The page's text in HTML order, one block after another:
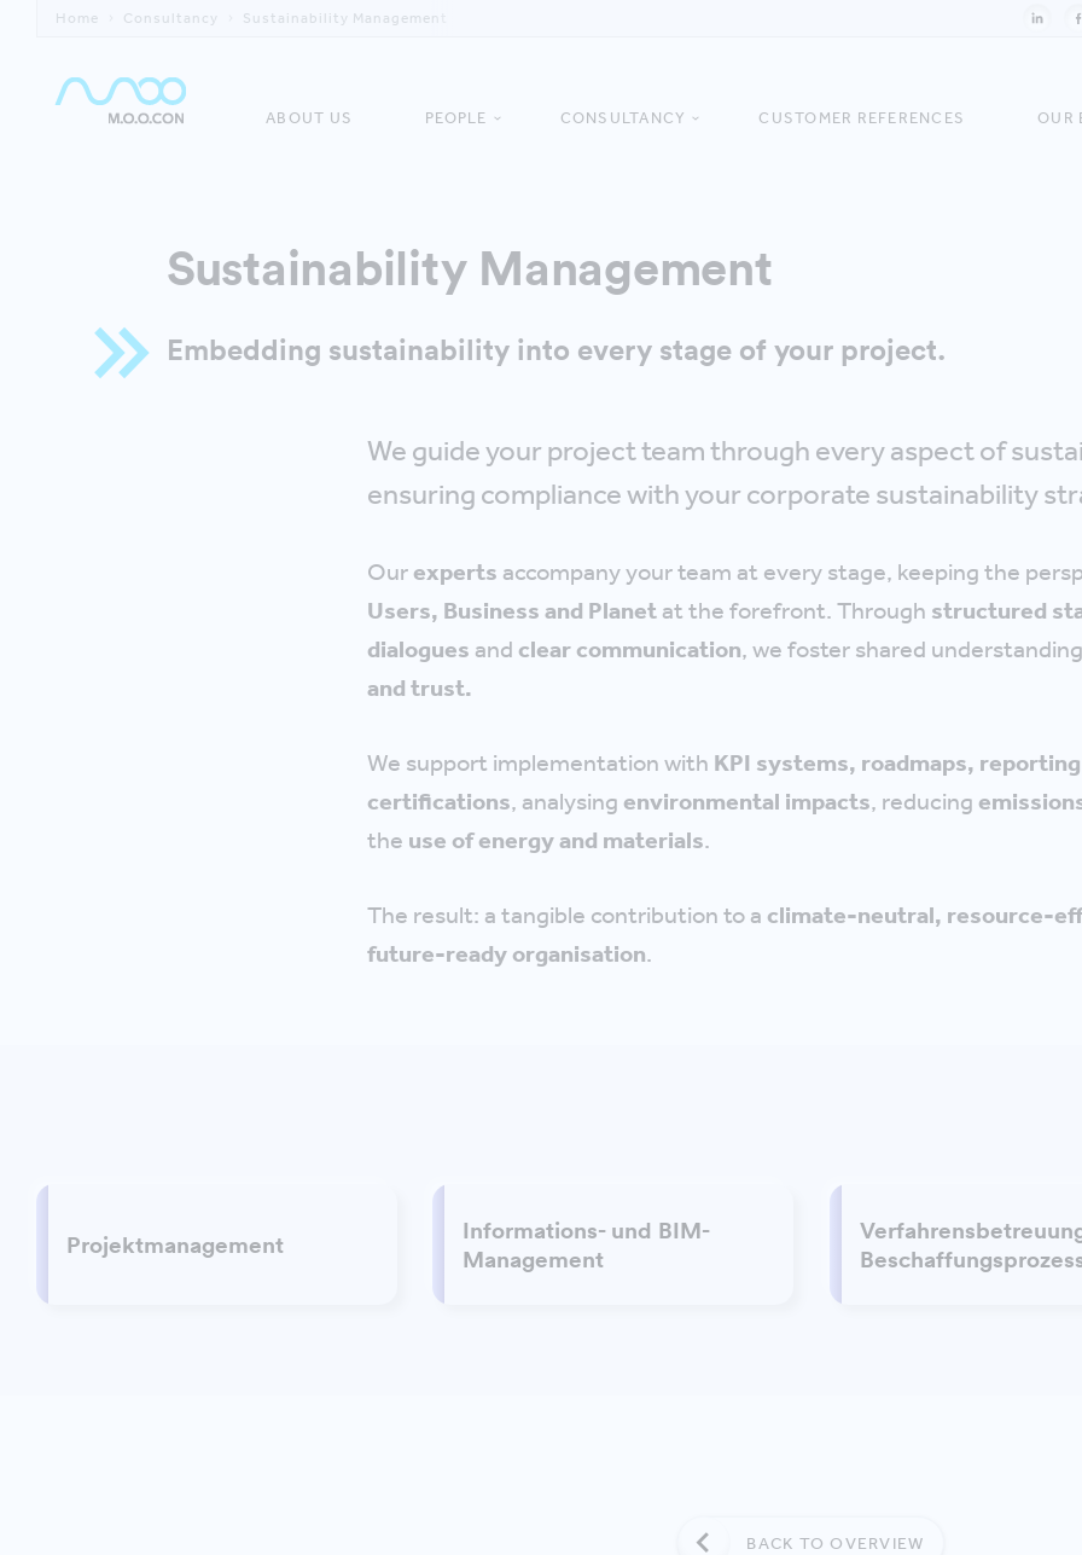
Home Consultancy Sustainability Management
ABOUT US PEOPLE CONSULTANCY CUSTOMER REFERENCES OUR
Sustainability Management
Embedding sustainability into every stage of your project.
We guide your project team through every aspect of
ensuring compliance with your corporate sustainability
Our experts accompany your team at every stage, keeping the
Users, Business and Planetat the forefront. Through structured
dialogues and clear communication, we foster shared
and trust.
We support implementation with KPI systems, roadmaps,
certifications, analysing environmental impacts, reducing
the use of energy and materials.
The result: a tangible contribution to a climate-neutral, resource-
future-ready organisation.
Projektmanagement
Informations- und BIM-
Management
BACK TO OVERVIEW